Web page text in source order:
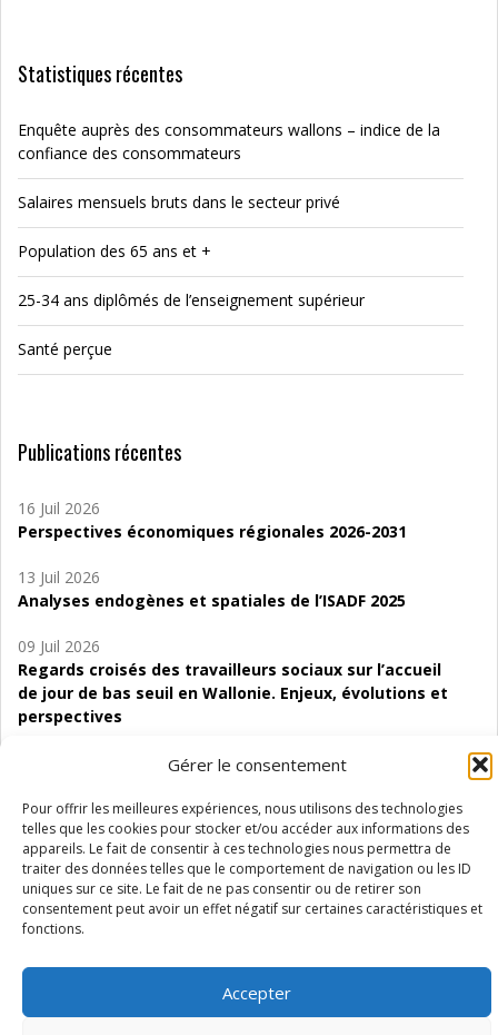
Gérer le consentement
Pour offrir les meilleures expériences, nous utilisons des technologies
telles que les cookies pour stocker et/ou accéder aux informations des
appareils. Le fait de consentir à ces technologies nous permettra de
traiter des données telles que le comportement de navigation ou les ID
uniques sur ce site. Le fait de ne pas consentir ou de retirer son
consentement peut avoir un effet négatif sur certaines caractéristiques et
fonctions.
Accepter
Statistiques récentes
Enquête auprès des consommateurs wallons – indice de la
confiance des consommateurs
Salaires mensuels bruts dans le secteur privé
Population des 65 ans et +
25-34 ans diplômés de l’enseignement supérieur
Santé perçue
Publications récentes
16 Juil 2026
Perspectives économiques régionales 2026-2031
13 Juil 2026
Analyses endogènes et spatiales de l’ISADF 2025
09 Juil 2026
Regards croisés des travailleurs sociaux sur l’accueil
de jour de bas seuil en Wallonie. Enjeux, évolutions et
perspectives
d’accompagnement à l’autocréation d’emploi (SAACE)
01 Juil 2026
Pénurie du personnel infirmier :quels indicateurs
d’offre de soins pour comprendre la situation en
Wallonie ?